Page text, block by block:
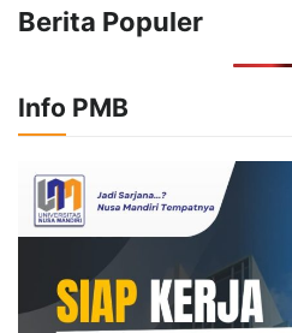
Berita Populer
Info PMB